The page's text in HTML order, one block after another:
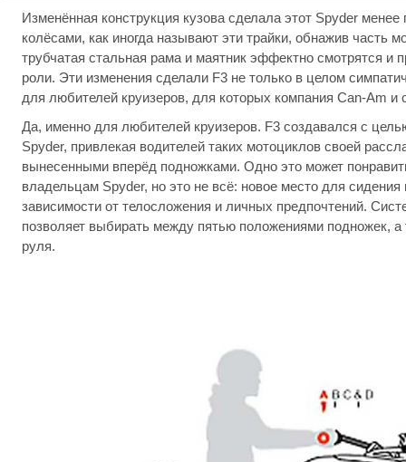
Изменённая конструкция кузова сделала этот Spyder
колёсами, как иногда называют эти трайки, обнажив часть
трубчатая стальная рама и маятник эффектно смотрятся и
роли. Эти изменения сделали F3 не только в целом
для любителей круизеров, для которых компания Can-Am и
Да, именно для любителей круизеров. F3 создавался с
Spyder, привлекая водителей таких мотоциклов своей
вынесенными вперёд подножками. Одно это может
владельцам Spyder, но это не всё: новое место для сидения
зависимости от телосложения и личных предпочтений.
позволяет выбирать между пятью положениями подножек, а
руля.